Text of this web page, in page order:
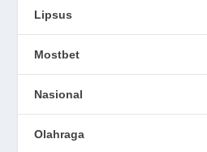
Lipsus
Mostbet
Nasional
Olahraga